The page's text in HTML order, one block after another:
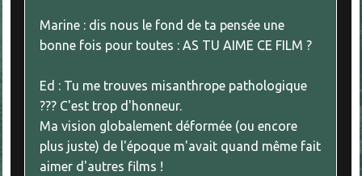
Marine : dis nous le fond de ta pensée une
bonne fois pour toutes : AS TU AIME CE FILM ?
Ed : Tu me trouves misanthrope pathologique
??? C'est trop d'honneur.
Ma vision globalement déformée (ou encore
plus juste) de l'époque m'avait quand même fait
aimer d'autres films !